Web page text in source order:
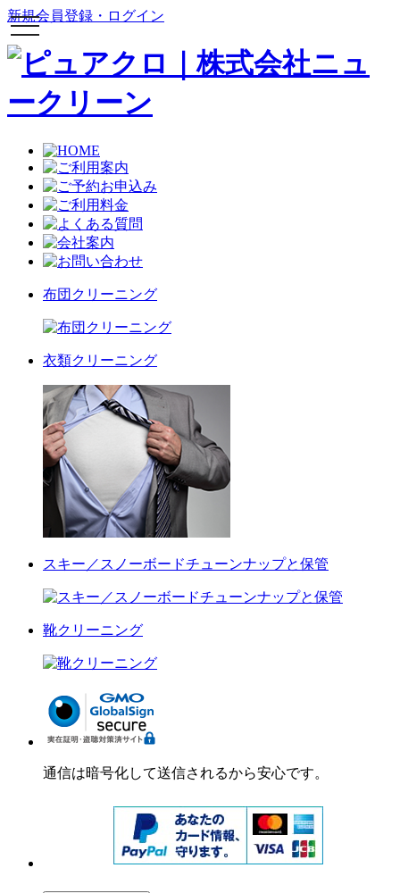
新規会員登録・ログイン
toggle
navigation
布団クリーニング
衣類クリーニング
スキー／スノーボードチューンナップと保管
靴クリーニング
通信は暗号化して送信されるから安心です。